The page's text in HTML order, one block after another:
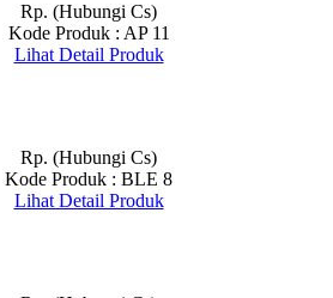
Rp. (Hubungi Cs)
Kode Produk : AP 11
Lihat Detail Produk
Rp. (Hubungi Cs)
Kode Produk : BLE 8
Lihat Detail Produk